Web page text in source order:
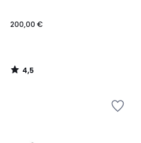
200,00 €
4,5
/